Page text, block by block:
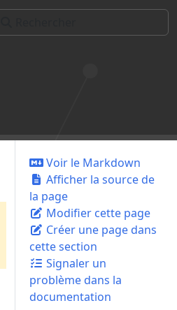
Voir le Markdown
Afficher la source de
la page
Modifier cette page
Créer une page dans
cette section
Signaler un
problème dans la
documentation